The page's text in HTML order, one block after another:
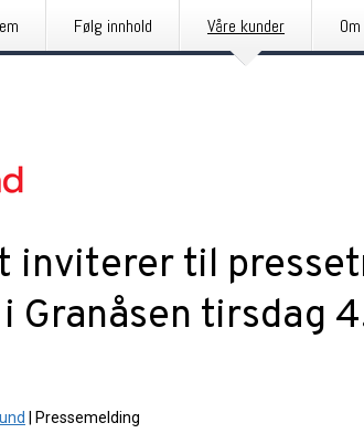
Følg innhold Våre kunder
inviterer til
Granåsen tirsdag
Pressemelding